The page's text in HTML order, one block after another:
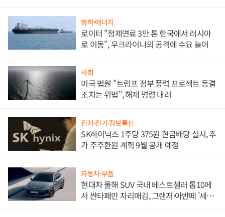
화학·에너지
로이터 "정제연료 3만 톤 한국에서 러시아
로 이동", 우크라이나의 공격에 수요 늘어
사회
미국 법원 "트럼프 정부 풍력 프로젝트 동결
조치는 위법", 해제 명령 내려
전자·전기·정보통신
SK하이닉스 1주당 375원 현금배당 실시, 추
가 주주환원 계획 9월 공개 예정
자동차·부품
현대차 올해 SUV 국내 베스트셀러 톱10에
서 싼타페만 자리매김, 그랜저·아반떼 '세단